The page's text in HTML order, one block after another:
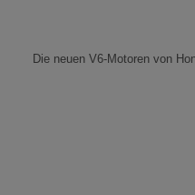
Die neuen V6-Motoren von